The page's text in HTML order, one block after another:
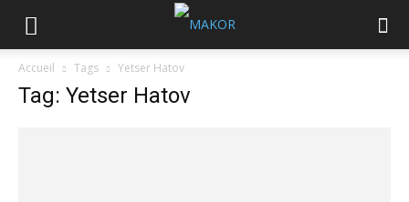
Accueil Tags Yetser Hatov
Tag: Yetser Hatov